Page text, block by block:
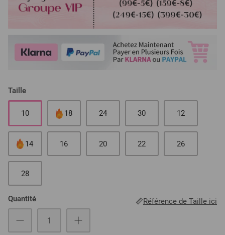
Taille
10 18 24 30 12
14 16 20 22 26
28
Quantité Référence de Taille ici